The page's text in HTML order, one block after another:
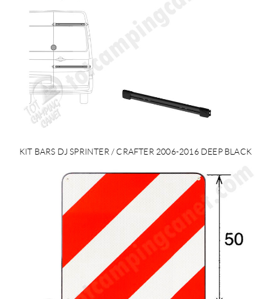
KIT BARS DJ SPRINTER / CRAFTER 2006-2016 DEEP BLACK